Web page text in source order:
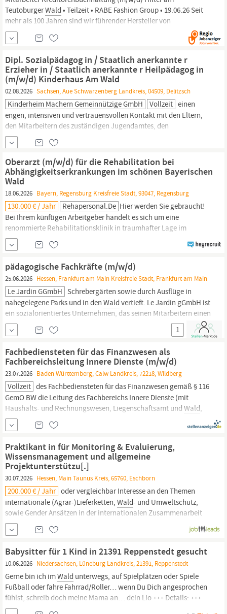
TeutoburgerWald • Teilzeit • RABE Fashion Group • 19.06.26 Seit
mehr als 100 Jahren sind wir führender Hersteller von
Damenoberbekleidung und unsere rund 330 Mitarbeitenden
geben mit viel Kreativität, Leidenschaft und Teamgeist alles, um
Dipl. Sozialpädagog in / Staatlich anerkannte r
Erzieher in / Staatlich anerkannte r Heilpädagog in
(m/w/d) Kinderhaus Am Wald
02.08.2026 Sachsen, Aue Schwarzenberg Landkreis, 04509, Delitzsch
Kinderheim Machern Gemeinnützige GmbH Vollzeit einen
engen, intensiven und vertrauensvollen Kontakt mit den Eltern,
den Mitarbeitern des zuständigen Jugendamtes, den
Fachdiensten sowie den Schulen unserer Kinder/Jugendlichen ein.
Die kinderheim machern GEMEINNÜTZIGE GMBH sucht für sein
Projekt KH Am
Wald in 04509 Hohenossig eine/n Dipl.
Sozialpädagog in / staatl. anerk. Erzieher in /
Oberarzt (m/w/d) für die Rehabilitation bei
Abhängigkeitserkrankungen im schönen Bayerischen
Wald
18.06.2026 Bayern, Regensburg Kreisfreie Stadt, 93047, Regensburg
130.000 € / Jahr Rehapersonal.de Hier werden Sie gebraucht!
Bei Ihrem künftigen Arbeitgeber handelt es sich um eine
renommierte Rehabilitationsklinik in traumhafter Lage im
Bayrischen
Wald
die Mitarbeitenden als auch die Rehabilitanden rundum
wohlfühlen. Ihre Aufgaben Medizinische und
psychotherapeutische Betreuung und Versorgung der
pädagogische Fachkräfte (m/w/d)
25.06.2026 Hessen, Frankfurt am Main Kreisfreie Stadt, Frankfurt am Main
Le Jardin GGmbH Schrebergärten sowie durch Ausflüge in
nahegelegene Parks und in den Wald vertieft. Le Jardin gGmbH ist
ein sozialorientiertes Unternehmen, das seinen Mitarbeitern einen
hohen Personalschlüssel und privilegierte Arbeitsbedingungen
anbietet: Internationales, weltoffenes und dynamisches1
Fachbediensteten für das Finanzwesen als
Fachbereichsleitung Innere Dienste (m/w/d)
23.07.2026 Baden Württemberg, Calw Landkreis, 72218, Wildberg
Vollzeit des Fachbediensteten für das Finanzwesen gemäß § 116
GemO BW die Leitung des Fachbereichs Innere Dienste (mit
Haushalts- und Rechnungswesen, Liegenschaftsamt und Wald,
Personal und Organisation sowie die Abteilung IuK)
Innerdienstliche Vertretung des Bürgermeisters die
Abwasserentsorgung und...
Praktikant in für Monitoring & Evaluierung,
Wissensmanagement und allgemeine
Projektunterstützu[.]
30.07.2026 Hessen, Main Taunus Kreis, 65760, Eschborn
200.000 € / Jahr oder vergleichbar Interesse an den Themen
internationale (Agrar-)Lieferketten, Wald- und Umweltschutz,
sowie Gender Ansätzen in der internationalen Zusammenarbeit
Neben fließenden Deutschkenntnissen sind sehr gute
Englischkenntnisse in Wort und Schrift Voraussetzung für das
Organisationskompetenz und...
Babysitter für 1 Kind in 21391 Reppenstedt gesucht
10.06.2026 Niedersachsen, Lüneburg Landkreis, 21391, Reppenstedt
Gerne bin ich imWald unterwegs, auf Spielplätzen oder Spiele
Fußball oder fahre Fahrrad/Roller… wenn Du Dich angesprochen
fühlst, schreib doch meine Mama an… dein Lio +++ Details: +++
Tagesmutter: Nein